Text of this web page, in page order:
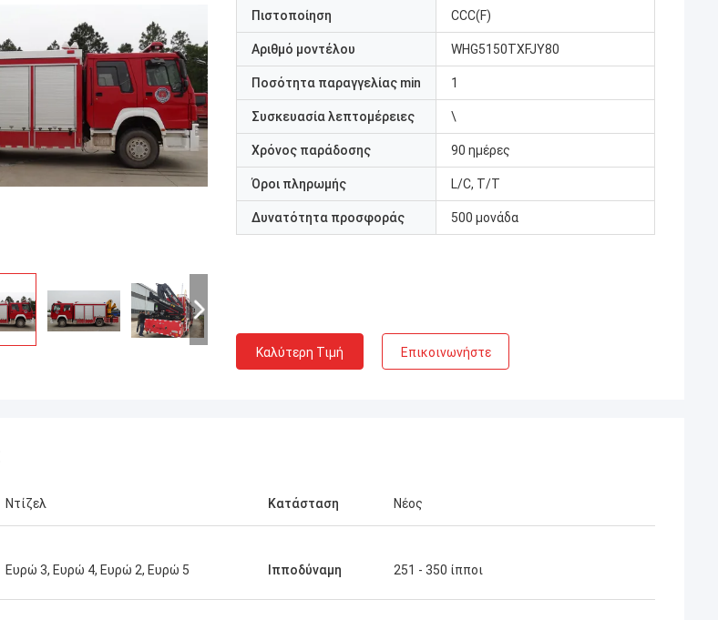
Πιστοποίηση CCC(F)
Αριθμό μοντέλου WHG5150TXFJY80
Ποσότητα παραγγελίας min 1
Συσκευασία λεπτομέρειες \
Χρόνος παράδοσης 90 ημέρες
Όροι πληρωμής L/C, T/T
Δυνατότητα προσφοράς 500 μονάδα
Καλύτερη Τιμή Επικοινωνήστε
Ντίζελ Κατάσταση Νέος
Ευρώ 3, Ευρώ 4, Ευρώ 2, Ευρώ 5 Ιπποδύναμη 251 - 350 ίπποι